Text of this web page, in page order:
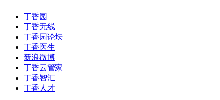
丁香园
丁香无线
丁香园论坛
丁香医生
新浪微博
丁香云管家
丁香智汇
丁香人才